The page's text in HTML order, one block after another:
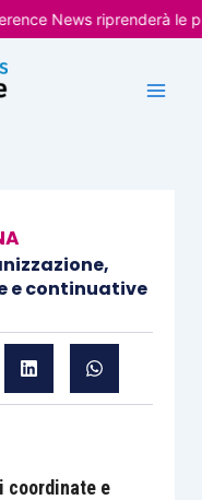
News riprenderà le
e continuative
coordinate e